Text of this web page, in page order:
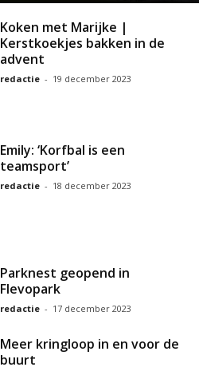
Koken met Marijke |
Kerstkoekjes bakken in de
advent
redactie - 19 december 2023
Emily: ‘Korfbal is een
teamsport’
redactie - 18 december 2023
Parknest geopend in
Flevopark
redactie - 17 december 2023
Meer kringloop in en voor de
buurt